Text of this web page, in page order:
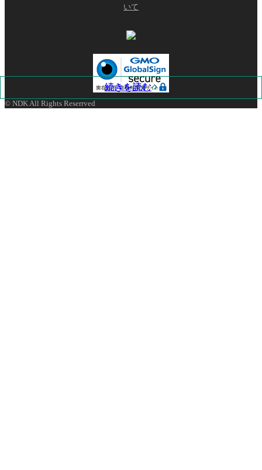
続きを読む
続きを読む
いて
© NDK All Rights Reserrved